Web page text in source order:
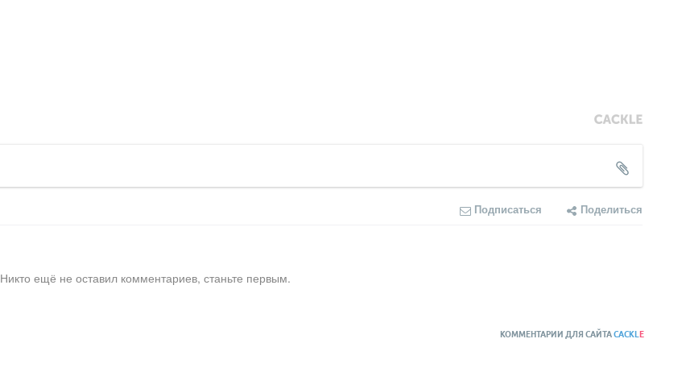
Подписаться Поделиться
Никто ещё не оставил комментариев, станьте первым.
КОММЕНТАРИИ ДЛЯ САЙТАCACKL E